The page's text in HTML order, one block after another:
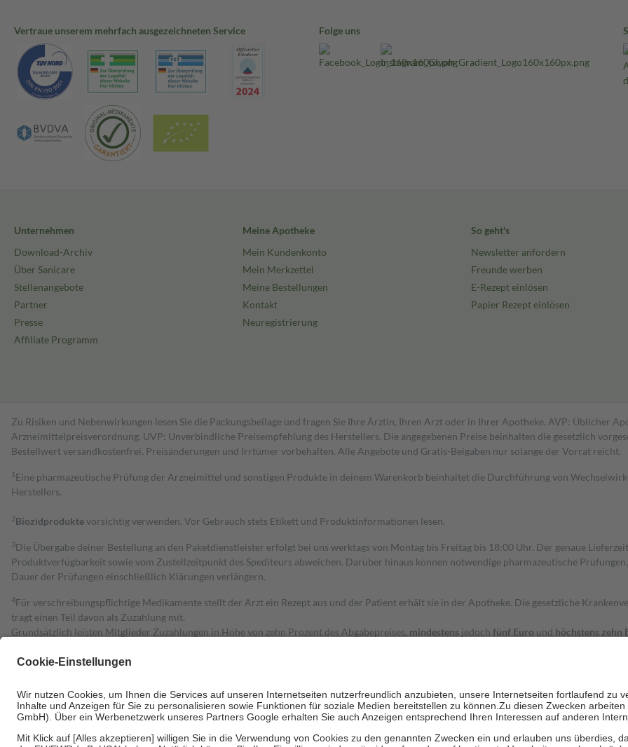
Vertraue unserem mehrfach ausgezeichneten Service Folge uns
Unternehmen
Download-Archiv
Über Sanicare
Stellenangebote
Partner
Presse
Affiliate Programm
Meine Apotheke
Mein Kundenkonto
Mein Merkzettel
Meine Bestellungen
Kontakt
Neuregistrierung
So geht's
Newsletter anfordern
Freunde werben
E-Rezept einlösen
Papier Rezept einlösen
Zu Risiken und Nebenwirkungen lesen Sie die Packungsbeilage und fragen Sie Ihre Ärztin, Ihren Arzt oder in Ihrer Apotheke. AVP: Üblicher
Arzneimittelpreisverordnung. UVP: Unverbindliche Preisempfehlung des Herstellers. Die angegebenen Preise beinhalten die gesetzlich
Bestell­wert versand­kosten­frei. Preisänderungen und Irrtümer vorbehalten. Alle Angebote und Gratis-Beigaben nur solange der Vorrat reicht.
1 Eine pharmazeutische Prüfung der Arzneimittel und sonstigen Produkte in deinem Warenkorb beinhaltet die Durchführung von
Herstellers.
2Biozidproduktevorsichtig verwenden. Vor Gebrauch stets Etikett und Produktinformationen lesen.
3Die Übergabe deiner Bestellung an den Paketdienstleister erfolgt bei uns werktags von Montag bis Freitag bis 18:00 Uhr. Der genaue
Produktverfügbarkeit sowie vom Zustellzeitpunkt des Spediteurs abweichen. Darüber hinaus können notwendige pharmazeutische
Dauer der Prüfungen einschließlich Klärungen verlängern.
4Für verschreibungspflichtige Medikamente stellt der Arzt ein Rezept aus und der Patient erhält sie in der Apotheke. Die gesetzliche
trägt einen Teil davon als Zuzahlung mit.
Grundsätzlich leisten Mitglieder Zuzahlungen in Höhe von zehn Prozent des Abgabepreises, mindestens jedoch fünf Euro und höchstens zehn
Diese Regeln gelten grundsätzlich auch für Online-Apotheken.
Um das Engagement der Versicherten für ihre eigene Gesundheit zu stärken und die besondere Stellung der Familie zu unterstützen, fallen
• Kindern und Jugendlichen bis zum vollendeten 18. Lebensjahr mit Ausnahme der Fahrkosten
• Untersuchungen zur Vorsorge und Früherkennung, die von der GKV getragen werden
• empfohlenen Schutzimpfungen